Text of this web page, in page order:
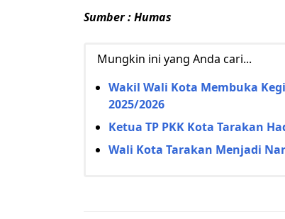
Sumber : Humas
Mungkin ini yang Anda cari...
Wakil Wali Kota Membuka
2025/2026
Ketua TP PKK Kota Tarakan
Wali Kota Tarakan Menjadi